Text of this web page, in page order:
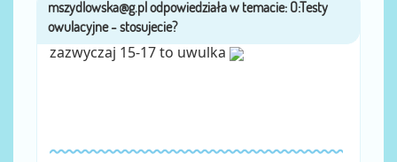
przez
zazwyczaj 15-17 to uwulka